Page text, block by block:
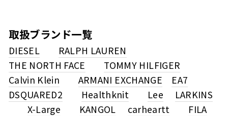
取扱ブランド一覧
DIESEL
RALPH LAUREN
THE NORTH FACE
TOMMY HILFIGER
Calvin Klein
ARMANI EXCHANGE
EA7
DSQUARED2
Healthknit Lee
LARKINS
X-Large
KANGOL carheartt
FILA